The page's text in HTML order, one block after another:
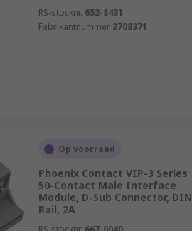
RS-stocknr. 652-8431
Fabrikantnummer 2708371
Op voorraad
Phoenix Contact VIP-3 Series
50-Contact Male Interface
Module, D-Sub Connector, DIN
Rail, 2A